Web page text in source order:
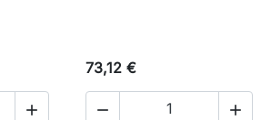

73,12 €
 